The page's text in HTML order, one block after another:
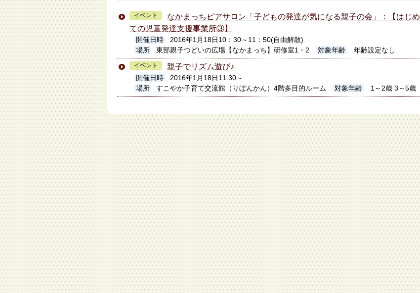
イベント
なかまっちピアサロン「子どもの発達が気になる親子の会」：【はじめ
ての児童発達支援事業所③】
開催日時
2016年1月18日10：30～11：50(自由解散)
場所
東部親子つどいの広場【なかまっち】研修室1・2 対象年齢 年齢設定なし
イベント 親子でリズム遊び♪
開催日時
2016年1月18日11:30～
場所
すこやか子育て交流館（りぼんかん）4階多目的ルーム 対象年齢 1～2歳 3～5歳